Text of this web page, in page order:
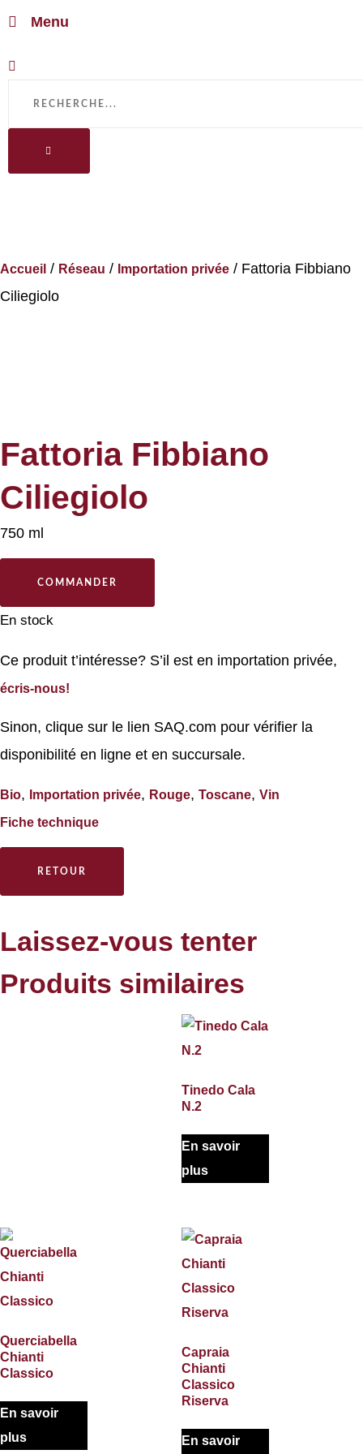
Menu
Accueil / Réseau / Importation privée / Fattoria Fibbiano
Ciliegiolo
Fattoria Fibbiano
Ciliegiolo
750 ml
COMMANDER
En stock
Ce produit t’intéresse? S’il est en importation privée,
écris-nous!
Sinon, clique sur le lien SAQ.com pour vérifier la
disponibilité en ligne et en succursale.
Bio, Importation privée, Rouge, Toscane, Vin
Fiche technique
RETOUR
Laissez-vous tenter
Produits similaires
Tinedo Cala
N.2
En savoir
plus
Querciabella
Chianti
Classico
En savoir
plus
Capraia
Chianti
Classico
Riserva
En savoir